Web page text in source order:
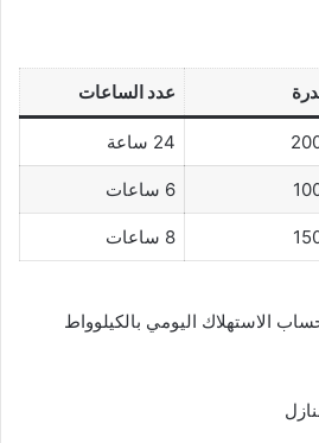
عدد الساعات
24 ساعة
6 ساعات
8 ساعات
الاستهلاك اليومي بالكيلوواط